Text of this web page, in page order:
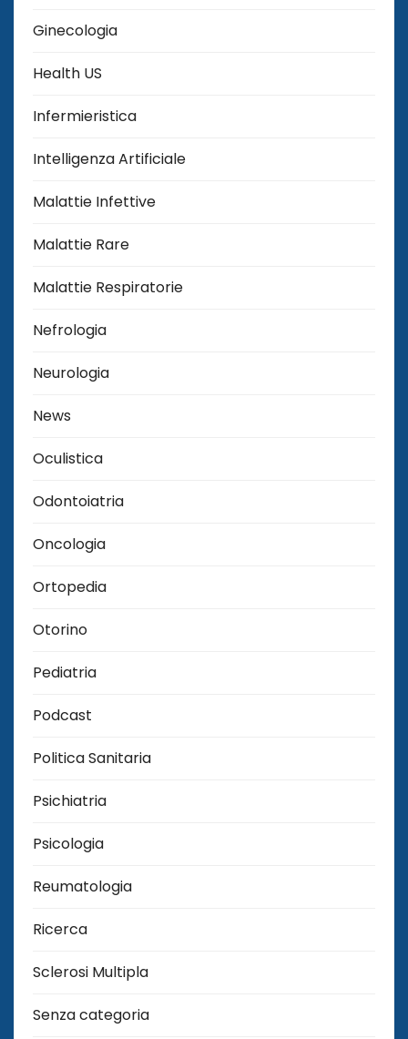
Ginecologia
Health US
Infermieristica
Intelligenza Artificiale
Malattie Infettive
Malattie Rare
Malattie Respiratorie
Nefrologia
Neurologia
News
Oculistica
Odontoiatria
Oncologia
Ortopedia
Otorino
Pediatria
Podcast
Politica Sanitaria
Psichiatria
Psicologia
Reumatologia
Ricerca
Sclerosi Multipla
Senza categoria